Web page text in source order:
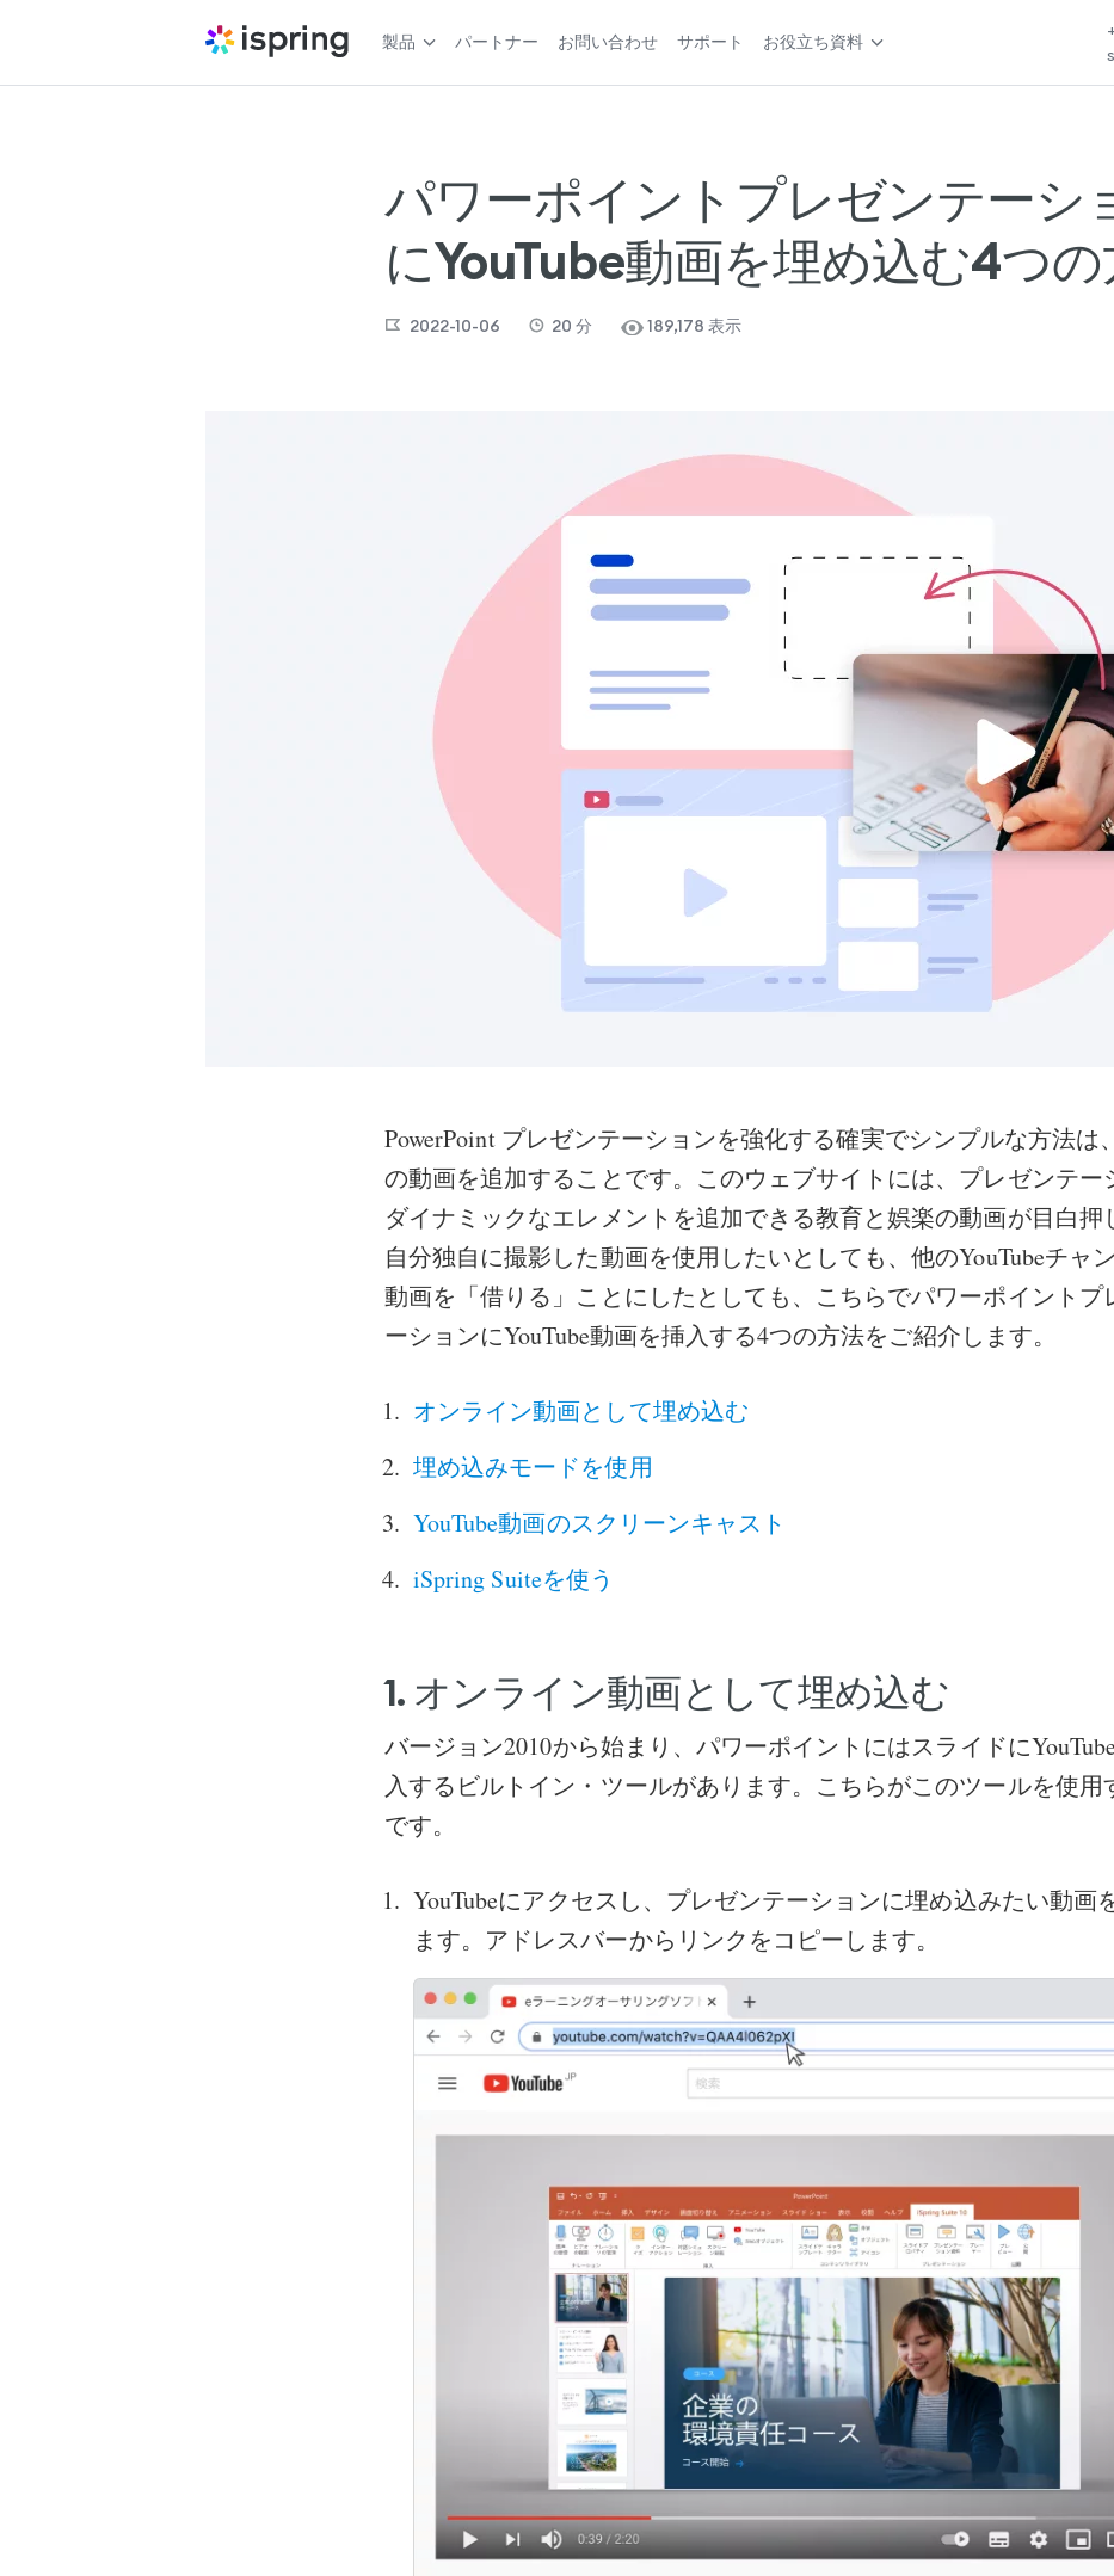
製品 パートナー お問い合わせ サポート お役立ち資料
パワーポイントプレゼンテーシ
にYouTube動画を埋め込む4つ
2022-10-06 20 分 189,178 表示
PowerPoint プレゼンテーションを強化する確実でシンプルな方法は
の動画を追加することです。このウェブサイトには、プレゼンテー
ダイナミックなエレメントを追加できる教育と娯楽の動画が目白押
自分独自に撮影した動画を使用したいとしても、他のYouTubeチャ
動画を「借りる」ことにしたとしても、こちらでパワーポイントプ
ーションにYouTube動画を挿入する4つの方法をご紹介します。
オンライン動画として埋め込む
埋め込みモードを使用
YouTube動画のスクリーンキャスト
iSpring Suiteを使う
1. オンライン動画として埋め込む
バージョン2010から始まり、パワーポイントにはスライドに
入するビルトイン・ツールがあります。こちらがこのツールを使用
です。
YouTubeにアクセスし、プレゼンテーションに埋め込みたい動画
ます。アドレスバーからリンクをコピーします。